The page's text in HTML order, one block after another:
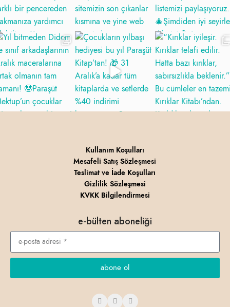
Kullanım Koşulları
Mesafeli Satış Sözleşmesi
Teslimat ve İade Koşulları
Gizlilik Sözleşmesi
KVKK Bilgilendirmesi
e-bülten aboneliği
abone ol